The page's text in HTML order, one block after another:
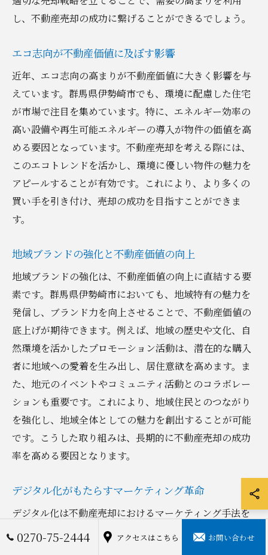
し、不動産売却の成功に繋げることができるでしょう。
エコ志向が不動産価値に及ぼす影響
近年、エコ志向の高まりが不動産価値に大きく影響を与
えています。群馬県伊勢崎市でも、環境に配慮した住宅
が市場で注目を集めています。特に、エネルギー効率の
高い設備や再生可能エネルギーの導入が物件の価値を高
める要因となっています。不動産売却を考える際には、
このエコトレンドを活かし、環境に優しい物件の魅力を
アピールすることが有効です。これにより、より多くの
買い手を引き付け、売却の成功を目指すことができま
す。
地域ブランドの強化と不動産価値の向上
地域ブランドの強化は、不動産価値の向上に直結する要
素です。群馬県伊勢崎市においても、地域特有の魅力を
発信し、ブランド力を向上させることで、不動産価値の
底上げが期待できます。例えば、地域の歴史や文化、自
然環境を活かしたプロモーション活動は、潜在的な購入
者に地域への愛着を生み出し、居住意欲を高めます。ま
た、地元のイベントやコミュニティ活動とのコラボレー
ションも重要です。これにより、地域住民とのつながり
を強化し、地域全体としての魅力を創出することが可能
です。こうした取り組みは、長期的に不動産売却の成功
率を高める要因となります。
デジタル化がもたらすマーケティング革命
デジタル化は不動産売却におけるマーケティング手法を
革新しています。群馬県伊勢崎市での不動産売却を成功
0270-75-2444 アクセスはこちら お問い合わせ